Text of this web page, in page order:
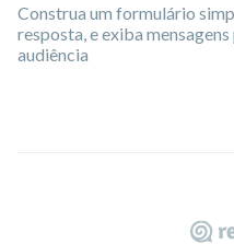
Construa um formulário
resposta, e exiba
audiência